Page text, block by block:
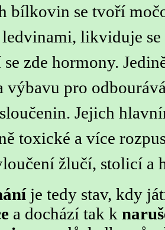
bílkovin se tvoří
likviduje se
zde hormony.
výbavu pro
Jejich
toxické a více
žlučí, stolicí a
je tedy stav, kdy
a dochází tak k